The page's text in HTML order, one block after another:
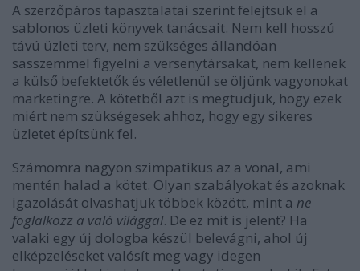
A szerzőpáros tapasztalatai szerint felejtsük el a
sablonos üzleti könyvek tanácsait. Nem kell hosszú
távú üzleti terv, nem szükséges állandóan
sasszemmel figyelni a versenytársakat, nem kellenek
a külső befektetők és véletlenül se öljünk vagyonokat
marketingre. A kötetből azt is megtudjuk, hogy ezek
miért nem szükségesek ahhoz, hogy egy sikeres
üzletet építsünk fel.
Számomra nagyon szimpatikus az a vonal, ami
mentén halad a kötet. Olyan szabályokat és azoknak
igazolását olvashatjuk többek között, mint a ne
foglalkozz a való világgal. De ez mit is jelent? Ha
valaki egy új dologba készül belevágni, ahol új
elképzeléseket valósít meg vagy idegen